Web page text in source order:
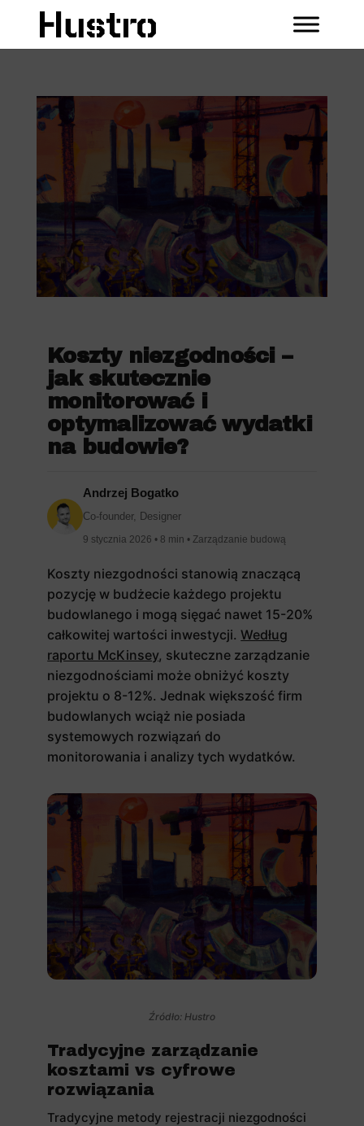
Koszty niezgodności –
jak skutecznie
monitorować i
optymalizować wydatki
na budowie?
Andrzej Bogatko
Co-founder, Designer
9 stycznia 2026 • 8 min • Zarządzanie budową
Koszty niezgodności stanowią znaczącą
pozycję w budżecie każdego projektu
budowlanego i mogą sięgać nawet 15-20%
całkowitej wartości inwestycji.Według
raportu McKinsey, skuteczne zarządzanie
niezgodnościami może obniżyć koszty
projektu o 8-12%. Jednak większość firm
budowlanych wciąż nie posiada
systemowych rozwiązań do
monitorowania i analizy tych wydatków.
Źródło: Hustro
Tradycyjne zarządzanie
kosztami vs cyfrowe
rozwiązania
Tradycyjne metody rejestracji niezgodności